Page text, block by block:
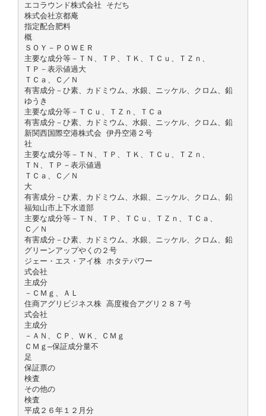
エコラウンド株式会社 そだち
株式会社京都庵
指定配合肥料
概
ＳＯＹ－ＰＯＷＥＲ
主要な成分等－ＴＮ、ＴＰ、ＴＫ、ＴＣｕ、ＴＺｎ、
ＴＰ－表示値過大
ＴＣａ、Ｃ／Ｎ
有害成分－ひ素、カドミウム、水銀、ニッケル、クロム、鉛
ゆうき
主要な成分等－ＴＣｕ、ＴＺｎ、ＴＣａ
有害成分－ひ素、カドミウム、水銀、ニッケル、クロム、鉛
新関西国際空港株式会 伊丹空港２号
社
主要な成分等－ＴＮ、ＴＰ、ＴＫ、ＴＣｕ、ＴＺｎ、
ＴＮ、ＴＰ－表示値過
ＴＣａ、Ｃ／Ｎ
大
有害成分－ひ素、カドミウム、水銀、ニッケル、クロム、鉛
福知山市上下水道部
主要な成分等－ＴＮ、ＴＰ、ＴＣｕ、ＴＺｎ、ＴＣａ、
Ｃ／Ｎ
有害成分－ひ素、カドミウム、水銀、ニッケル、クロム、鉛
グリーンアップやくの２号
ジェー・エス・アイ株 ホタテパワー
式会社
主成分
－ＣＭｇ、ＡＬ
住商アグリビジネス株 高度複合アグリ２８７号
式会社
主成分
－ＡＮ、ＣＰ、ＷＫ、ＣＭｇ
ＣＭｇ―保証成分量不
足
保証票の
検査
その他の
検査
平成２６年１２月分